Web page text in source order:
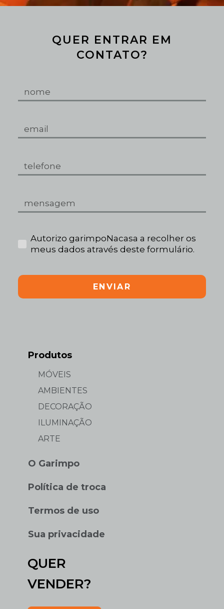
QUER ENTRAR EM
CONTATO?
Autorizo garimpoNacasa a recolher os
meus dados através deste formulário.
ENVIAR
Produtos
MÓVEIS
AMBIENTES
DECORAÇÃO
ILUMINAÇÃO
ARTE
O Garimpo
Política de troca
Termos de uso
Sua privacidade
QUER
VENDER?